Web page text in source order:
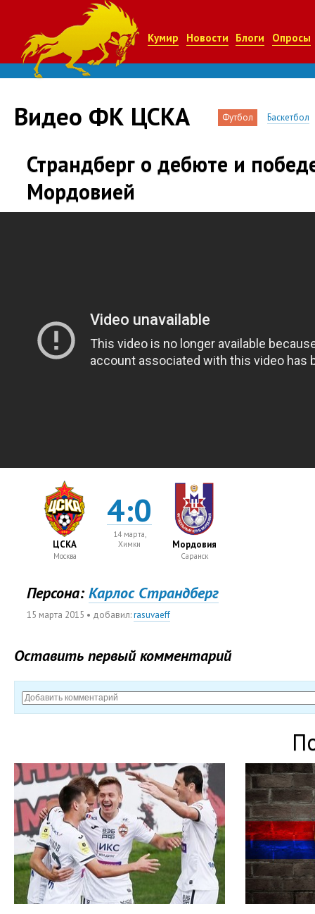
Кумир Новости Блоги Опросы
Видео ФК ЦСКА Футбол Баскетбол
Страндберг о дебюте и
Мордовией
ЦСКА
Москва
4:0
14 марта,
Химки
Мордовия
Саранск
Персона: Карлос Страндберг
15 марта 2015 • добавил:rasuvaeff
Оставить первый комментарий